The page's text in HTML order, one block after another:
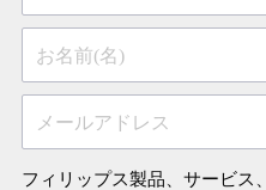
お名前(名)
メールアドレス
フィリップス製品、サービス